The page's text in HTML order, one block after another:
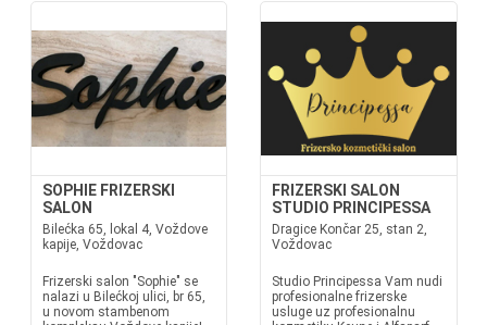
SOPHIE FRIZERSKI
SALON
Bilećka 65, lokal 4, Voždove
kapije, Voždovac
Frizerski salon "Sophie" se
nalazi u Bilećkoj ulici, br 65,
u novom stambenom
FRIZERSKI SALON
STUDIO PRINCIPESSA
Dragice Končar 25, stan 2,
Voždovac
Studio Principessa Vam nudi
profesionalne frizerske
usluge uz profesionalnu